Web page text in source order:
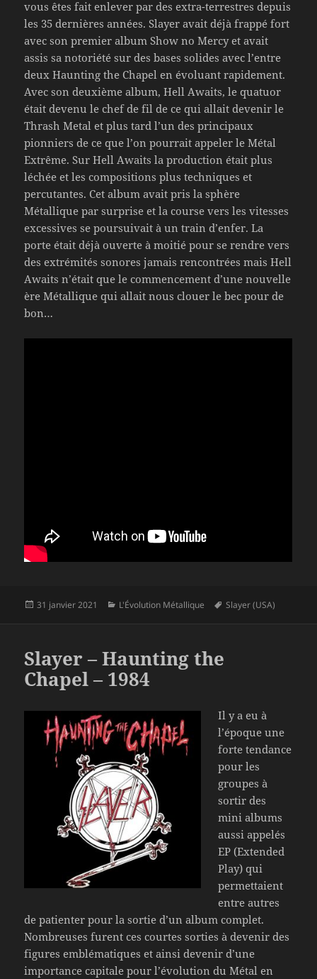
vous êtes fait enlever par des extra-terrestres depuis
les 35 dernières années. Slayer avait déjà frappé fort
avec son premier album Show no Mercy et avait
assis sa notoriété sur des bases solides avec l’entre
deux Haunting the Chapel en évoluant rapidement.
Avec son deuxième album, Hell Awaits, le quatuor
était devenu le chef de fil de ce qui allait devenir le
Thrash Metal et plus tard l’un des principaux
pionniers de ce que l’on pourrait appeler le Métal
Extrême. Sur Hell Awaits la production était plus
léchée et les compositions plus techniques et
percutantes. Cet album avait pris la sphère
Métallique par surprise et la course vers les vitesses
excessives se poursuivait à un train d’enfer. La
porte était déjà ouverte à moitié pour se rendre vers
des extrémités sonores jamais rencontrées mais Hell
Awaits n’était que le commencement d’une nouvelle
ère Métallique qui allait nous clouer le bec pour de
bon…
Publié
31 janvier 2021 Catégories
L'Évolution Métallique
Mots-
Slayer (USA)
Slayer – Haunting the
Chapel – 1984
Il y a eu à
l’époque une
forte tendance
pour les
groupes à
sortir des
mini albums
aussi appelés
EP (Extended
Play) qui
permettaient
entre autres
de patienter pour la sortie d’un album complet.
Nombreuses furent ces courtes sorties à devenir des
figures emblématiques et ainsi devenir d’une
importance capitale pour l’évolution du Métal en